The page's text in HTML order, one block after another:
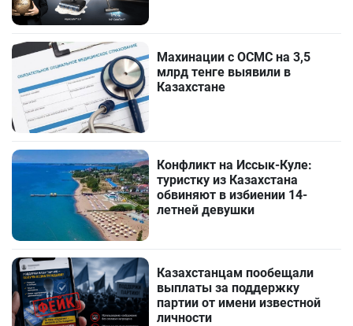
Махинации с ОСМС на 3,5
млрд тенге выявили в
Казахстане
Конфликт на Иссык-Куле:
туристку из Казахстана
обвиняют в избиении 14-
летней девушки
Казахстанцам пообещали
выплаты за поддержку
партии от имени известной
личности